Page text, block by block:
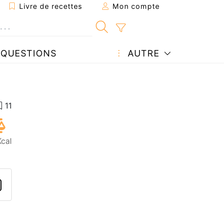
Livre de recettes Mon compte
QUESTIONS AUTRE
à un ami
page
une question à l'auteur
votre photo de cette